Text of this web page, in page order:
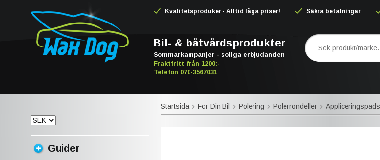
Kvalitetsproduker - Alltid låga priser! Säkra betalningar
Bil- & båtvårdsprodukter
Sommarkampanjer - soliga erbjudanden
Fraktfritt från 1200:-
Telefon 070-3567031
Guider
Startsida För Din Bil Polering Polerrondeller Appliceringspads